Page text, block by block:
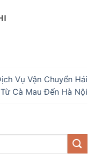
Vụ Vận Chuyển Hải
Cà Mau Đến Hà Nội